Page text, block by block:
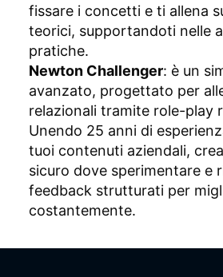
fissare i concetti e ti allena
teorici, supportandoti nelle
pratiche.
Newton Challenger: è un
avanzato, progettato per
relazionali tramite role-play
Unendo 25 anni di
tuoi contenuti aziendali,
sicuro dove sperimentare e
feedback strutturati per
costantemente.